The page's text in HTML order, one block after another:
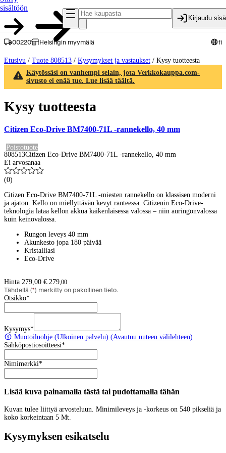
sisältöön
Kirjaudu
00220 Helsingin myymälä fi
Etusivu / Tuote 808513 / Kysymykset ja vastaukset / Kysy tuotteesta
Käytössäsi on vanhempi selain, jota Verkkokauppa.com-
sivusto ei enää tue. Lue lisää täältä.
Kysy tuotteesta
Citizen Eco-Drive BM7400-71L -rannekello, 40 mm
Poistotuote
808513Citizen Eco-Drive BM7400-71L -rannekello, 40 mm
Ei arvosanaa
(0)
Citizen Eco-Drive BM7400-71L -miesten rannekello on klassisen moderni
ja ajaton. Kello on miellyttävän kevyt ranteessa. Citizenin Eco-Drive-
teknologia lataa kellon akkua kaikenlaisessa valossa – niin auringonvalossa
kuin keinovalossa.
Rungon leveys 40 mm
Akunkesto jopa 180 päivää
Kristalliasi
Eco-Drive
Hinta 279,00 €. 279,00
Tähdellä (*) merkitty on pakollinen tieto.
Otsikko*
Kysymys*
Muotoiluohje (Ulkoinen palvelu) (Avautuu uuteen välilehteen)
Sähköpostiosoitteesi*
Nimimerkki*
Lisää kuva painamalla tästä tai pudottamalla tähän
Kuvan tulee liittyä arvosteluun. Minimileveys ja -korkeus on 540 pikseliä ja
koko korkeintaan 5 Mt.
Kysymyksen esikatselu